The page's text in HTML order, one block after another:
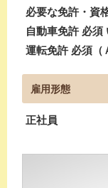
必要な免許・資
自動車免許 必
運転免許 必須（
雇用形態
正社員